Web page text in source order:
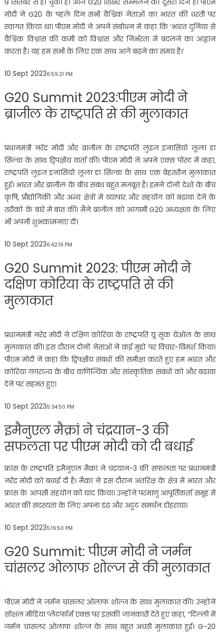
9 सितंबर से हो चुकी है। आज G20 शिखर सम्मेलन का दूसरा दिन है। पीएम
मोदी ने G20 के पहले दिन सभी वैश्विक नेताओं का भारत की धरती पर
स्वागत किया था। पीएम मोदी ने अपने संबोधन में कहा कि ‘भारत दुनिया से
वैश्विक विश्वास की कमी को विश्वास और निर्भरता में बदलने का आह्वान
करता है। यह हम सभी के लिए एक साथ आगे बढ़ने का समय है।’
10 Sept 20236:59:21 PM
G20 Summit 2023:पीएम मोदी ने
ब्राजील के राष्ट्रपति से की मुलाकात
प्रधानमंत्री नरेंद्र मोदी और ब्राजील के राष्ट्रपति लुइज इनासियो लूला डा
सिल्वा के साथ द्विपक्षीय वार्ता की। पीएम मोदी ने अपने एक्स पोस्ट में कहा,
राष्ट्रपति लुइज इनासियो लूला डा सिल्वा के साथ एक बेहतरीन मुलाकात
हुई। भारत और ब्राजील के बीच संबंध बहुत मजबूत हैं। हमने दोनों देशों के बीच
कृषि, प्रौद्योगिकी और अन्य क्षेत्रों में व्यापार और सहयोग को बढ़ावा देने के
तरीकों के बारे में बात की। मैंने ब्राजील को आगामी G20 अध्यक्षता के लिए
भी अपनी शुभकामनाएं दीं।
10 Sept 20236:42:19 PM
G20 Summit 2023: पीएम मोदी ने
दक्षिण कोरिया के राष्ट्रपति से की
मुलाकात
प्रधानमंत्री नरेंद्र मोदी ने दक्षिण कोरिया के राष्ट्रपति यूं सुक येओल के साथ
मुलाकात की। इस दौरान दोनों नेताओं ने कई मुद्दों पर विचार-विमर्श किया।
पीएम मोदी ने कहा कि द्विपक्षीय संबंधों की समीक्षा करते हुए हम भारत और
कोरिया गणराज्य के बीच वाणिज्यिक और सांस्कृतिक संबंधों को और बढ़ावा
देने पर सहमत हुए।
10 Sept 20235:34:50 PM
इमैनुएल मैक्रां ने चंद्रयान-3 की
सफलता पर पीएम मोदी को दी बधाई
फ्रांस के राष्ट्रपति इमैनुएल मैक्रां ने चंद्रयान-3 की सफलता पर प्रधानमंत्री
नरेंद्र मोदी को बधाई दी है। मैक्रां ने इस दौरान अंतरिक्ष के क्षेत्र में भारत और
फ्रांस के आपसी सहयोग को याद किया। उन्होंने परमाणु आपूर्तिकर्ता समूह में
भारत की सदस्यता के लिए अपना दृढ़ और अटूट समर्थन दोहराया।
10 Sept 20235:19:50 PM
G20 Summit: पीएम मोदी ने जर्मन
चांसलर ओलाफ शोल्ज से की मुलाकात
पीएम मोदी ने जर्मन चांसलर ओलाफ शोल्ज के साथ मुलाकात की। उन्होंने
सोशल मीडिया प्लेटफॉर्म एक्स पर इसकी जानकारी देते हुए कहा, “दिल्ली में
जर्मन चांसलर ओलाफ शोल्ज के साथ बहुत अच्छी मुलाकात हुई। G-20